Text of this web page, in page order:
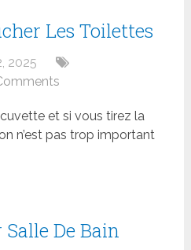
Les Toilettes
2025
et si vous tirez la
n’est pas trop important
De Bain